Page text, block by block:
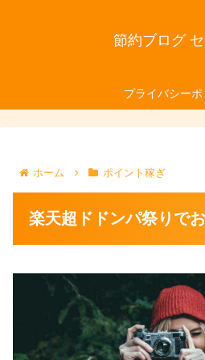
節約ブログ
プライバシーポ
ホーム ポイント稼ぎ
楽天超ドドンパ祭りで